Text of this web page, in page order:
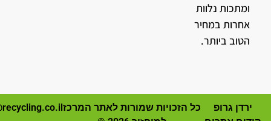
ומתכות נלוות
אחרות במחיר
הטוב ביותר.
ירדן גרופ
כל הזכויות שמורות לאתר המרכז